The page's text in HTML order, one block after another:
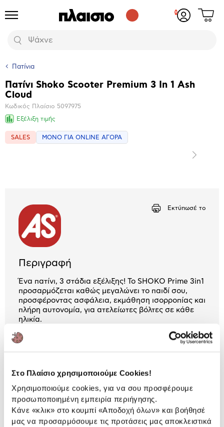
Στο Πλαίσιο χρησιμοποιούμε Cookies!
Χρησιμοποιούμε cookies, για να σου προσφέρουμε
προσωποποιημένη εμπειρία περιήγησης.
Κάνε «κλικ» στο κουμπί «Αποδοχή όλων» και βοήθησέ
μας να προσαρμόσουμε τις προτάσεις μας αποκλειστικά
Προϊόντα
Αναζήτηση
Δες
Πατίνια
Βασικά
χαρακτηριστικά
Πατίνι Shοko Scooter Premium 3 In 1 Ash
Cloud
Κωδικός Πλαίσιο 5097975
Εξέλιξη τιμής
SALES ΜΟΝΟ ΓΙΑ ONLINE ΑΓΟΡΑ
Επόμενο
Εκτύπωσέ το
Περιγραφή
Ένα πατίνι, 3 στάδια εξέλιξης! Το SHOKO Prime 3in1
προσαρμόζεται καθώς μεγαλώνει το παιδί σου,
προσφέροντας ασφάλεια, εκμάθηση ισορροπίας και
πλήρη αυτονομία, για ατελείωτες βόλτες σε κάθε
ηλικία.
παρουσίαση
Αναλυτική παρουσίαση
Προδιαγραφές
προϊόντος
Χαρακτηριστικά